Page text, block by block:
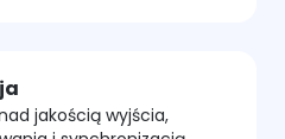
jakością wyjścia,